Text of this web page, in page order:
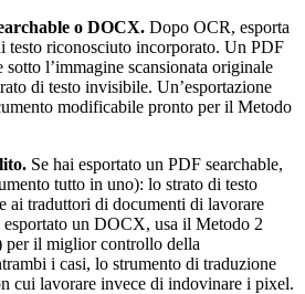
o DOCX. Dopo OCR, esporta
testo riconosciuto incorporato. Un PDF
sotto l’immagine scansionata originale
di testo invisibile. Un’esportazione
modificabile pronto per il Metodo
Se hai esportato un PDF searchable,
tutto in uno): lo strato di testo
ai traduttori di documenti di lavorare
esportato un DOCX, usa il Metodo 2
per il miglior controllo della
i casi, lo strumento di traduzione
cui lavorare invece di indovinare i pixel.